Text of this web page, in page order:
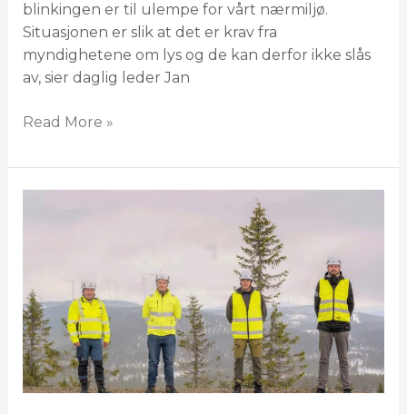
blinkingen er til ulempe for vårt nærmiljø.
Situasjonen er slik at det er krav fra
myndighetene om lys og de kan derfor ikke slås
av, sier daglig leder Jan
Read More »
påvirkning
på
skogsfugl